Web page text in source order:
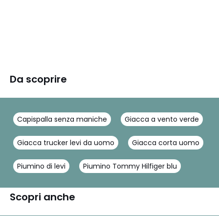
Da scoprire
Capispalla senza maniche Giacca a vento verde
Giacca trucker levi da uomo Giacca corta uomo
Piumino di levi Piumino Tommy Hilfiger blu
Scopri anche